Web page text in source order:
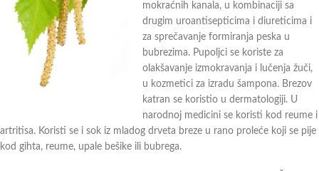
mokraćnih kanala, u kombinaciji sa
drugim uroantisepticima i diureticima i
za sprečavanje formiranja peska u
bubrezima. Pupoljci se koriste za
olakšavanje izmokravanja i lučenja žuči,
u kozmetici za izradu šampona. Brezov
katran se koristio u dermatologiji. U
narodnoj medicini se koristi kod reume i
artritisa. Koristi se i sok iz mladog drveta breze u rano proleće koji se pije
kod gihta, reume, upale bešike ili bubrega.